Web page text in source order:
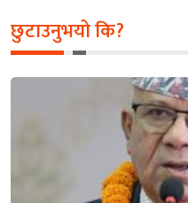
छुटाउनुभयो कि?